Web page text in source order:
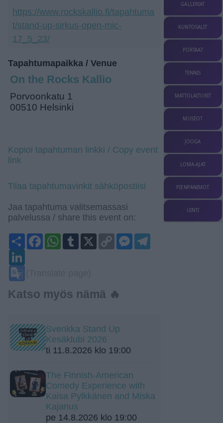
https://www.rockskallio.fi/tapahtuma
t/stand-up-sirkus-open-mic-
17_5_23/
Tapahtumapaikka / Venue
On the Rocks Kallio
Porvoonkatu 1
00510 Helsinki
Kopioi tapahtuman linkki / Copy event
link
Tilaa tapahtumavinkit sähköpostiisi
Jaa tapahtuma valitsemassasi
palvelussa / share this event on:
ShareFacebookWhatsApp
Tumblr
X
Copy
Link
Messenger
Katso myös nämä 🔥
Svenkka Stand Up
Kesäklubi 2026
ti 11.8.2026 klo 19:00
The Finnish-American
Comedy Experience with
Kaisa Pylkkänen and Miska
Kajanus
pe 14.8.2026 klo 19:00
GALLERIAT
KUNTOSALIT
PORTAAT
TENNIS
MATTOLAITURIT
MUSEOT
JOOGA
LOMA-AJAT
PIENPANIMOT
UINTI